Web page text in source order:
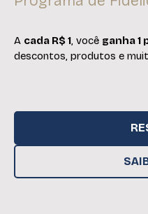
A cada R$ 1 , você ganha 1
descontos, produtos e